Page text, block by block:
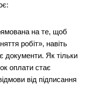
на те, щоб
робіт», навіть
документи. Як тільки
оплати стає
від підписання